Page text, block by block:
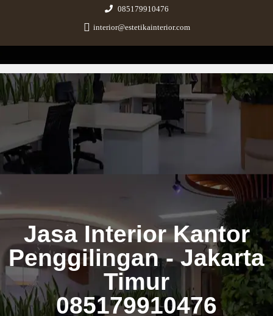
085179910476
interior@estetikainterior.com
Estetika Interior
Design & Build Consultant
Jasa Interior Kantor
Penggilingan - Jakarta
Timur
085179910476